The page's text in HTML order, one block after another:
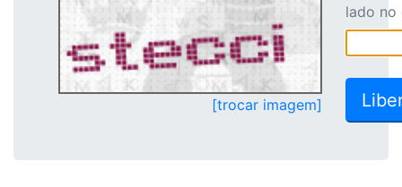
[trocar imagem]
lado no